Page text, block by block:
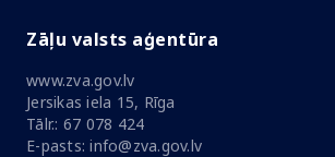
Zāļu valsts aģentūra
www.zva.gov.lv
Jersikas iela 15, Rīga
Tālr.: 67 078 424
E-pasts: info@zva.gov.lv